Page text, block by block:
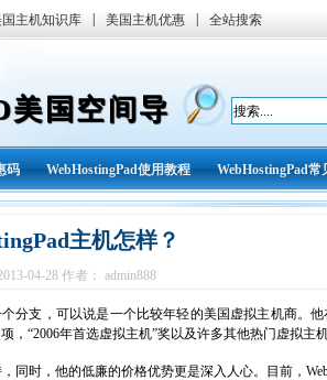
主机知识库 美国主机优惠 全站搜索
美国空间导
码 WebHostingPad使用教程 WebHostingPad常
主机怎样？
04-28 作者： admin888
个分支，可以说是一个比较年轻的美国虚拟主机商。
，“2006年首选虚拟主机”奖以及许多其他热门虚拟主机
同时，他的低廉的价格优势更是深入人心。目前，